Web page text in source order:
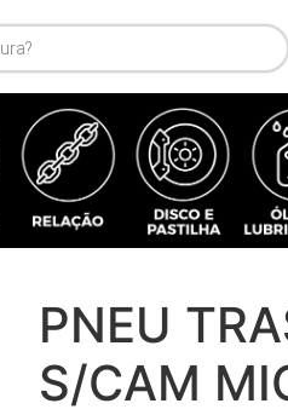
PNEU
S/CAM